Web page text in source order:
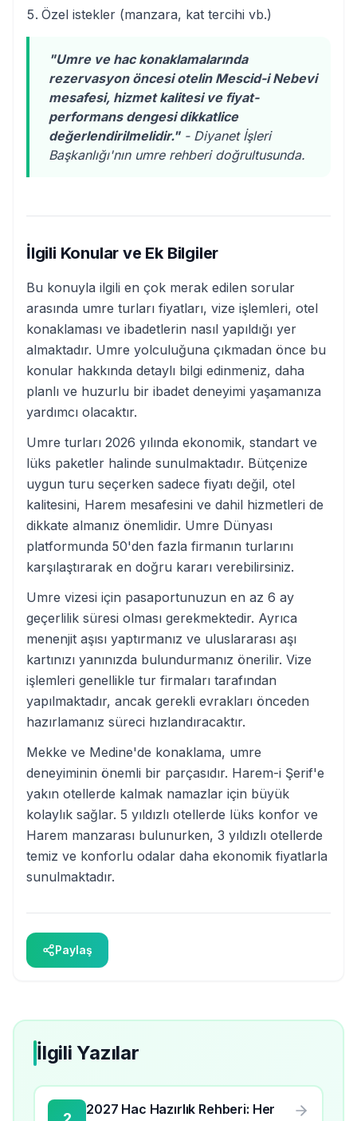
Özel istekler (manzara, kat tercihi vb.)
"Umre ve hac konaklamalarında
rezervasyon öncesi otelin Mescid-i Nebevi
mesafesi, hizmet kalitesi ve fiyat-
performans dengesi dikkatlice
değerlendirilmelidir."- Diyanet İşleri
Başkanlığı'nın umre rehberi doğrultusunda.
İlgili Konular ve Ek Bilgiler
Bu konuyla ilgili en çok merak edilen sorular
arasında umre turları fiyatları, vize işlemleri, otel
konaklaması ve ibadetlerin nasıl yapıldığı yer
almaktadır. Umre yolculuğuna çıkmadan önce bu
konular hakkında detaylı bilgi edinmeniz, daha
planlı ve huzurlu bir ibadet deneyimi yaşamanıza
yardımcı olacaktır.
Umre turları 2026 yılında ekonomik, standart ve
lüks paketler halinde sunulmaktadır. Bütçenize
uygun turu seçerken sadece fiyatı değil, otel
kalitesini, Harem mesafesini ve dahil hizmetleri de
dikkate almanız önemlidir. Umre Dünyası
platformunda 50'den fazla firmanın turlarını
karşılaştırarak en doğru kararı verebilirsiniz.
Umre vizesi için pasaportunuzun en az 6 ay
geçerlilik süresi olması gerekmektedir. Ayrıca
menenjit aşısı yaptırmanız ve uluslararası aşı
kartınızı yanınızda bulundurmanız önerilir. Vize
işlemleri genellikle tur firmaları tarafından
yapılmaktadır, ancak gerekli evrakları önceden
hazırlamanız süreci hızlandıracaktır.
Mekke ve Medine'de konaklama, umre
deneyiminin önemli bir parçasıdır. Harem-i Şerif'e
yakın otellerde kalmak namazlar için büyük
kolaylık sağlar. 5 yıldızlı otellerde lüks konfor ve
Harem manzarası bulunurken, 3 yıldızlı otellerde
temiz ve konforlu odalar daha ekonomik fiyatlarla
sunulmaktadır.
Paylaş
İlgili Yazılar
2027 Hac Hazırlık Rehberi: Her